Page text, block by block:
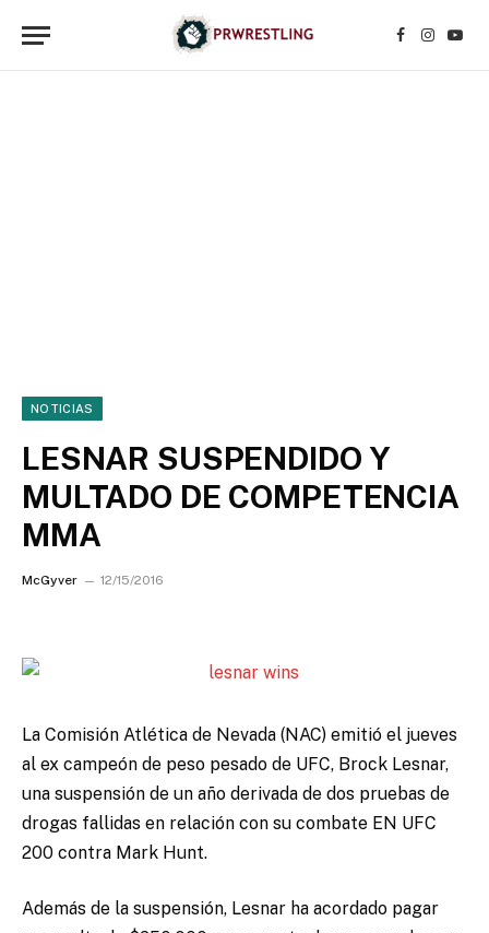
Facebook
NOTICIAS
LESNAR SUSPENDIDO Y
MULTADO DE COMPETENCIA
MMA
McGyver 12/15/2016
La Comisión Atlética de Nevada (NAC) emitió el jueves
al ex campeón de peso pesado de UFC, Brock Lesnar,
una suspensión de un año derivada de dos pruebas de
drogas fallidas en relación con su combate EN UFC
200 contra Mark Hunt.
Además de la suspensión, Lesnar ha acordado pagar